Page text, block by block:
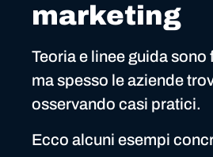
marketing
Teoria e linee guida
ma spesso le aziende
osservando casi pratici.
Ecco alcuni esempi